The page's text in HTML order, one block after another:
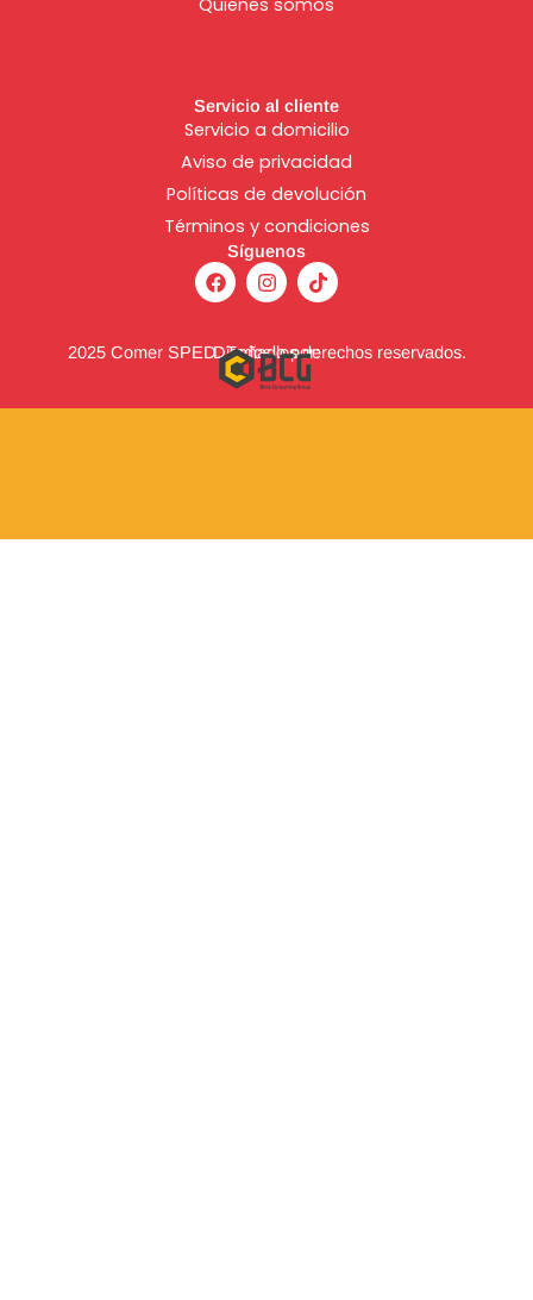
Servicio al cliente
Servicio a domicilio
Aviso de privacidad
Políticas de devolución
Términos y condiciones
Síguenos
F
a
c
b
o
o
k
I
n
s
a
g
r
a
T
i
k
o
2025 Comer SPED. Todos los derechos reservados.
Diseñado por: